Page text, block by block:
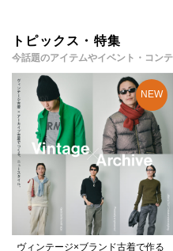
トピックス・特集
今話題のアイテムやイベント・コン
ヴィンテージ×ブランド古着で作る